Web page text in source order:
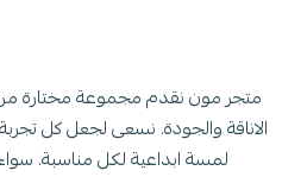
متجر مون نقدم مجموعة مختارة من
الاناقة والجودة. نسعى لجعل كل
لمسة ابداعية لكل مناسبة.